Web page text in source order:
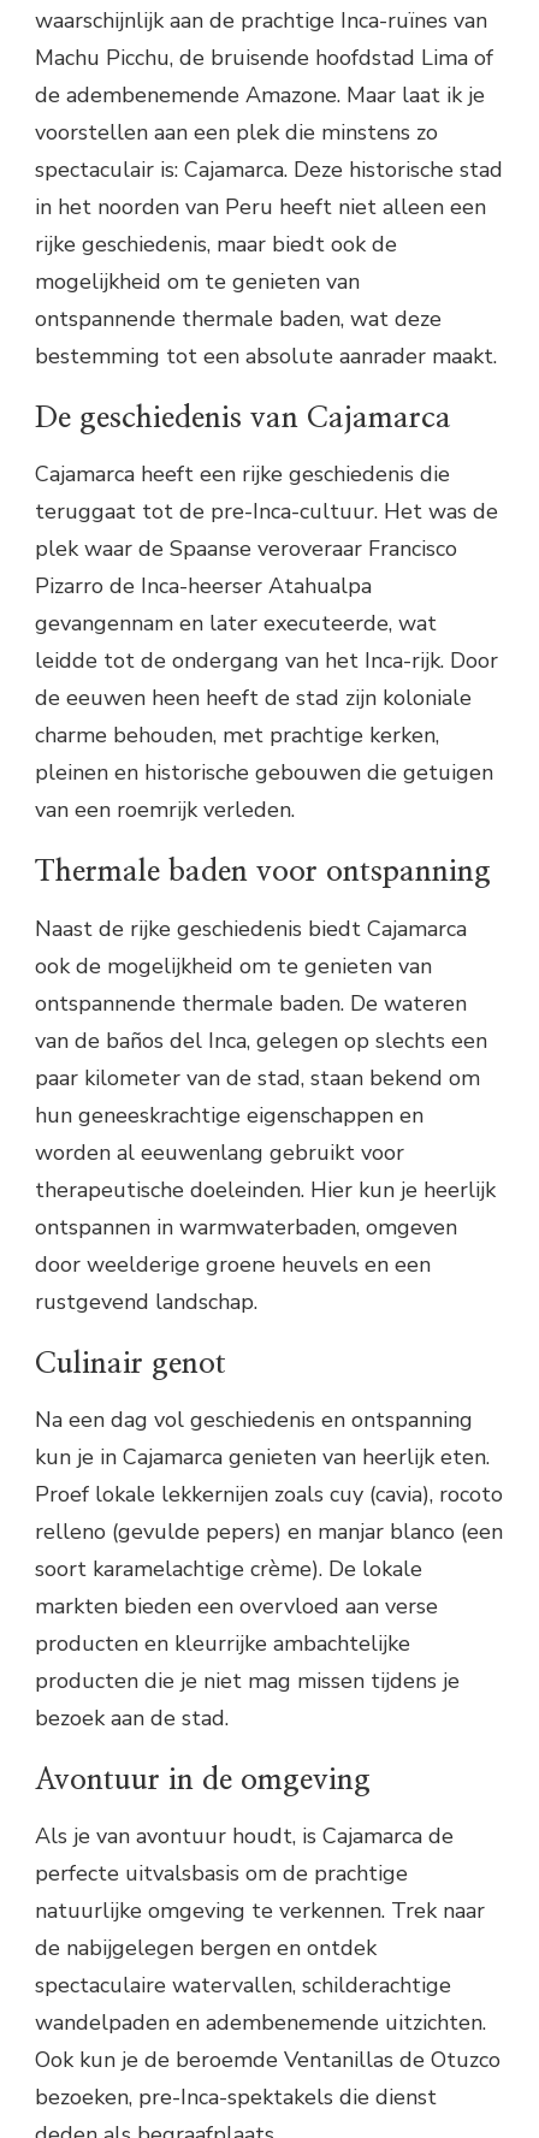
waarschijnlijk aan de prachtige Inca-ruïnes van
Machu Picchu, de bruisende hoofdstad Lima of
de adembenemende Amazone. Maar laat ik je
voorstellen aan een plek die minstens zo
spectaculair is: Cajamarca. Deze historische stad
in het noorden van Peru heeft niet alleen een
rijke geschiedenis, maar biedt ook de
mogelijkheid om te genieten van
ontspannende thermale baden, wat deze
bestemming tot een absolute aanrader maakt.
De geschiedenis van Cajamarca
Cajamarca heeft een rijke geschiedenis die
teruggaat tot de pre-Inca-cultuur. Het was de
plek waar de Spaanse veroveraar Francisco
Pizarro de Inca-heerser Atahualpa
gevangennam en later executeerde, wat
leidde tot de ondergang van het Inca-rijk. Door
de eeuwen heen heeft de stad zijn koloniale
charme behouden, met prachtige kerken,
pleinen en historische gebouwen die getuigen
van een roemrijk verleden.
Thermale baden voor ontspanning
Naast de rijke geschiedenis biedt Cajamarca
ook de mogelijkheid om te genieten van
ontspannende thermale baden. De wateren
van de baños del Inca, gelegen op slechts een
paar kilometer van de stad, staan bekend om
hun geneeskrachtige eigenschappen en
worden al eeuwenlang gebruikt voor
therapeutische doeleinden. Hier kun je heerlijk
ontspannen in warmwaterbaden, omgeven
door weelderige groene heuvels en een
rustgevend landschap.
Culinair genot
Na een dag vol geschiedenis en ontspanning
kun je in Cajamarca genieten van heerlijk eten.
Proef lokale lekkernijen zoals cuy (cavia), rocoto
relleno (gevulde pepers) en manjar blanco (een
soort karamelachtige crème). De lokale
markten bieden een overvloed aan verse
producten en kleurrijke ambachtelijke
producten die je niet mag missen tijdens je
bezoek aan de stad.
Avontuur in de omgeving
Als je van avontuur houdt, is Cajamarca de
perfecte uitvalsbasis om de prachtige
natuurlijke omgeving te verkennen. Trek naar
de nabijgelegen bergen en ontdek
spectaculaire watervallen, schilderachtige
wandelpaden en adembenemende uitzichten.
Ook kun je de beroemde Ventanillas de Otuzco
bezoeken, pre-Inca-spektakels die dienst